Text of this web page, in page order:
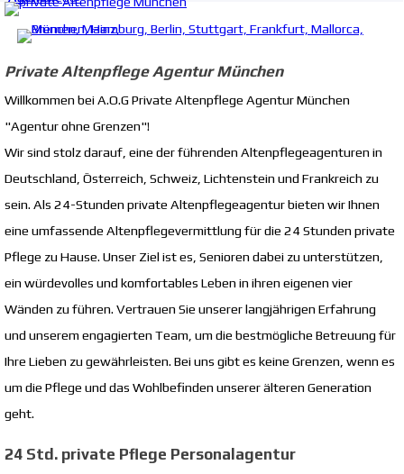
Private Altenpflege Agentur München
Willkommen bei A.O.G Private Altenpflege Agentur München
"Agentur ohne Grenzen"!
Wir sind stolz darauf, eine der führenden Altenpflegeagenturen in
Deutschland, Österreich, Schweiz, Lichtenstein und Frankreich zu
sein. Als 24-Stunden private Altenpflegeagentur bieten wir Ihnen
eine umfassende Altenpflegevermittlung für die 24 Stunden private
Pflege zu Hause. Unser Ziel ist es, Senioren dabei zu unterstützen,
ein würdevolles und komfortables Leben in ihren eigenen vier
Wänden zu führen. Vertrauen Sie unserer langjährigen Erfahrung
und unserem engagierten Team, um die bestmögliche Betreuung für
Ihre Lieben zu gewährleisten. Bei uns gibt es keine Grenzen, wenn es
um die Pflege und das Wohlbefinden unserer älteren Generation
geht.
24 Std. private Pflege Personalagentur